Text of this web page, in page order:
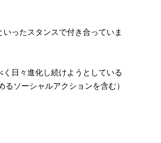
ったスタンスで付き合っていま
日々進化し続けようとしている
ソーシャルアクションを含む）